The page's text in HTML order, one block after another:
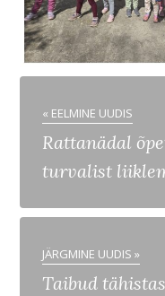
« EELMINE UUDIS
Rattanädal
turvalist
JÄRGMINE UUDIS »
Taibud